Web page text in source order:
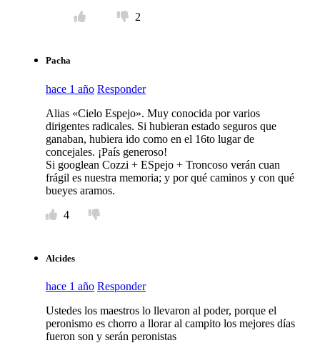
2
Pacha
hace 1 año Responder
Alias «Cielo Espejo». Muy conocida por varios
dirigentes radicales. Si hubieran estado seguros que
ganaban, hubiera ido como en el 16to lugar de
concejales. ¡País generoso!
Si googlean Cozzi + ESpejo + Troncoso verán cuan
frágil es nuestra memoria; y por qué caminos y con qué
bueyes aramos.
4
Alcides
hace 1 año Responder
Ustedes los maestros lo llevaron al poder, porque el
peronismo es chorro a llorar al campito los mejores días
fueron son y serán peronistas